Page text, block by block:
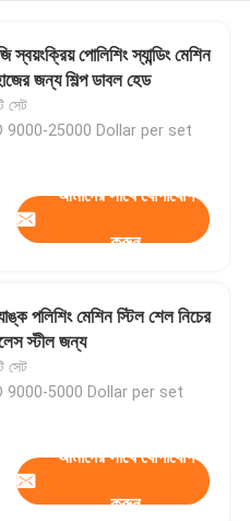
পোলিশিং স্যান্ডিং মেশিন
জন্য শিল্প ডাবল হেড
সেট
9000-25000 Dollar per set
আমাদের সাথে যোগাযোগ
করুন
পলিশিং মেশিন স্টিল শেল নিচের
স্টীল জন্য
সেট
9000-5000 Dollar per set
আমাদের সাথে যোগাযোগ
করুন